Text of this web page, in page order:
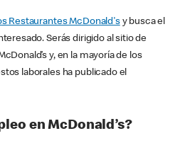
Restaurantes McDonald'sy busca el
Serás dirigido al sitio de
y, en la mayoría de los
laborales ha publicado el
en McDonald’s?